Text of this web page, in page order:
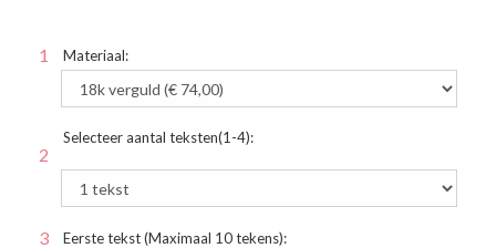
Materiaal:
Selecteer aantal teksten(1-4):
Eerste tekst (Maximaal 10 tekens):